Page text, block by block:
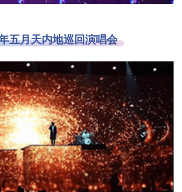
五月天内地巡回演唱会